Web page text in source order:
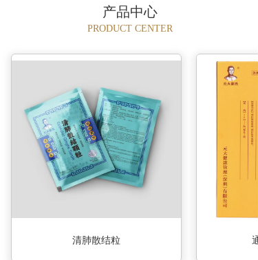
产品中心
PRODUCT CENTER
清肺散结粒